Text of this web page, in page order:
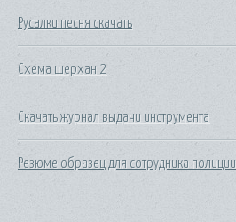
Русалки песня скачать
Схема шерхан 2
Скачать журнал выдачи инструмента
Резюме образец для сотрудника полиции